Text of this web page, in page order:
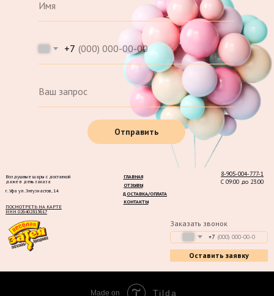
+7
Отправить
ОТЗЫВЫ
ГЛАВНАЯ
ДОСТАВКА/ОПЛАТА
КОНТАКТЫ
8-905-004-777-1
С 09:00 до 23:00
Воздушные шары с доставкой
даже в день заказа
Заказать звонок
+7
Оставить заявку
г. Уфа ул. Энтузиастов, 14
ПОСМОТРЕТЬ НА КАРТЕ
ИНН 026402815617
Made on Tilda